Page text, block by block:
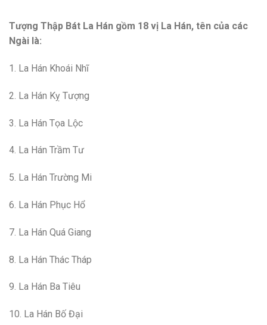
Tượng Thập Bát La Hán gồm 18 vị La Hán, tên của các
Ngài là:
1. La Hán Khoái Nhĩ
2. La Hán Kỵ Tượng
3. La Hán Tọa Lộc
4. La Hán Trầm Tư
5. La Hán Trường Mi
6. La Hán Phục Hổ
7. La Hán Quá Giang
8. La Hán Thác Tháp
9. La Hán Ba Tiêu
10. La Hán Bố Đại